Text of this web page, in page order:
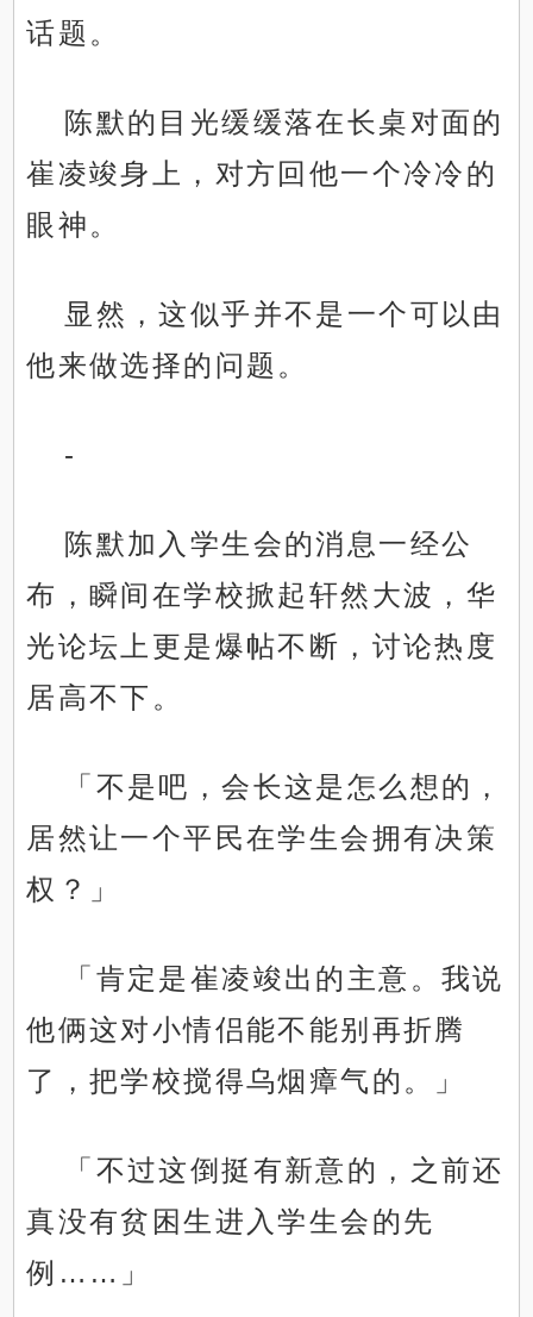
话题。
陈默的目光缓缓落在长桌对面的
崔凌竣身上，对方回他一个冷冷的
眼神。
显然，这似乎并不是一个可以由
他来做选择的问题。
-
陈默加入学生会的消息一经公
布，瞬间在学校掀起轩然大波，华
光论坛上更是爆帖不断，讨论热度
居高不下。
「不是吧，会长这是怎么想的，
居然让一个平民在学生会拥有决策
权？」
「肯定是崔凌竣出的主意。我说
他俩这对小情侣能不能别再折腾
了，把学校搅得乌烟瘴气的。」
「不过这倒挺有新意的，之前还
真没有贫困生进入学生会的先
例……」